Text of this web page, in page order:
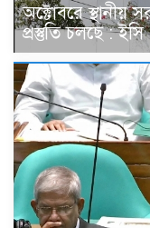
অক্টোবরে স্থানীয়
প্রস্তুতি চলছে : ইসি